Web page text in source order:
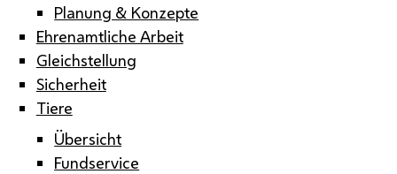
Planung & Konzepte
Ehrenamtliche Arbeit
Gleichstellung
Sicherheit
Tiere
Übersicht
Fundservice